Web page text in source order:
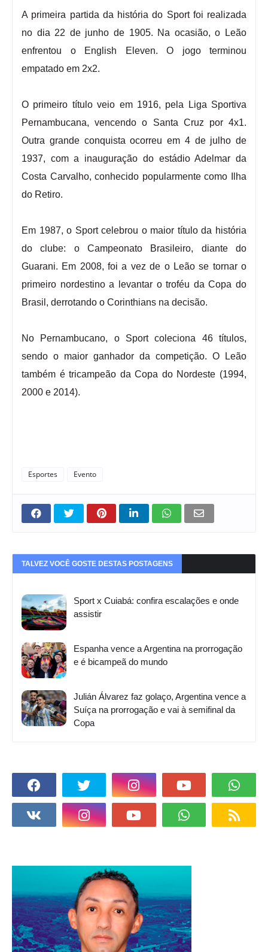
A primeira partida da história do Sport foi realizada
no dia 22 de junho de 1905. Na ocasião, o Leão
enfrentou o English Eleven. O jogo terminou
empatado em 2x2.
O primeiro título veio em 1916, pela Liga Sportiva
Pernambucana, vencendo o Santa Cruz por 4x1.
Outra grande conquista ocorreu em 4 de julho de
1937, com a inauguração do estádio Adelmar da
Costa Carvalho, conhecido popularmente como Ilha
do Retiro.
Em 1987, o Sport celebrou o maior título da história
do clube: o Campeonato Brasileiro, diante do
Guarani. Em 2008, foi a vez de o Leão se tornar o
primeiro nordestino a levantar o troféu da Copa do
Brasil, derrotando o Corinthians na decisão.
No Pernambucano, o Sport coleciona 46 títulos,
sendo o maior ganhador da competição. O Leão
também é tricampeão da Copa do Nordeste (1994,
2000 e 2014).
Esportes Evento
TALVEZ VOCÊ GOSTE DESTAS POSTAGENS
Sport x Cuiabá: confira escalações e onde
assistir
Espanha vence a Argentina na prorrogação
e é bicampeã do mundo
Julián Álvarez faz golaço, Argentina vence a
Suíça na prorrogação e vai à semifinal da
Copa